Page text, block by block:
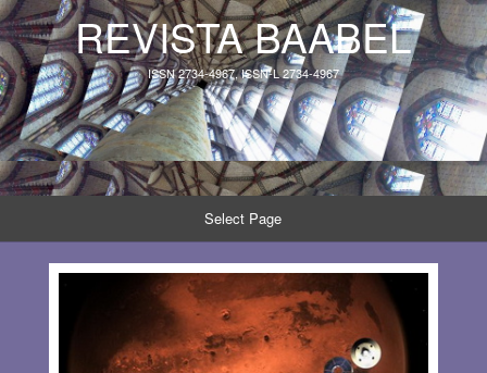
REVISTA BAABEL
ISSN 2734-4967, ISSN-L 2734-4967
Select Page